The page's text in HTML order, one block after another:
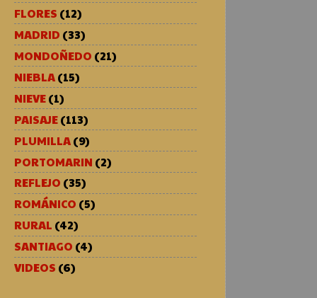
FLORES (12)
MADRID (33)
MONDOÑEDO (21)
NIEBLA(15)
NIEVE(1)
PAISAJE(113)
PLUMILLA(9)
PORTOMARIN (2)
REFLEJO (35)
ROMÁNICO (5)
RURAL (42)
SANTIAGO (4)
VIDEOS (6)